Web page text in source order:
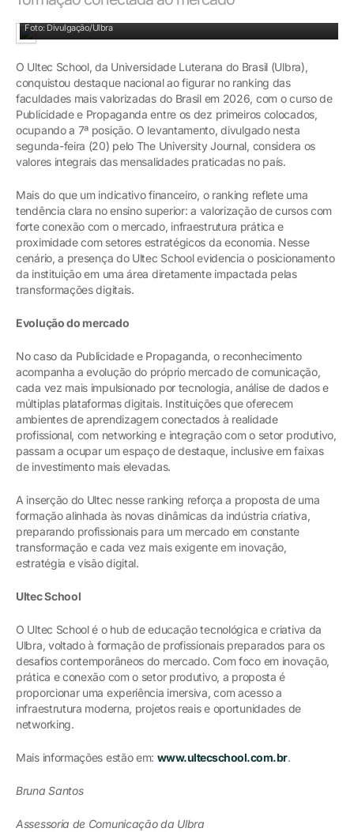
Foto: Divulgação/Ulbra
O Ultec School, da Universidade Luterana do Brasil (Ulbra),
conquistou destaque nacional ao figurar no ranking das
faculdades mais valorizadas do Brasil em 2026, com o curso de
Publicidade e Propaganda entre os dez primeiros colocados,
ocupando a 7ª posição. O levantamento, divulgado nesta
segunda-feira (20) pelo The University Journal, considera os
valores integrais das mensalidades praticadas no país.
Mais do que um indicativo financeiro, o ranking reflete uma
tendência clara no ensino superior: a valorização de cursos com
forte conexão com o mercado, infraestrutura prática e
proximidade com setores estratégicos da economia. Nesse
cenário, a presença do Ultec School evidencia o posicionamento
da instituição em uma área diretamente impactada pelas
transformações digitais.
Evolução do mercado
No caso da Publicidade e Propaganda, o reconhecimento
acompanha a evolução do próprio mercado de comunicação,
cada vez mais impulsionado por tecnologia, análise de dados e
múltiplas plataformas digitais. Instituições que oferecem
ambientes de aprendizagem conectados à realidade
profissional, com networking e integração com o setor produtivo,
passam a ocupar um espaço de destaque, inclusive em faixas
de investimento mais elevadas.
A inserção do Ultec nesse ranking reforça a proposta de uma
formação alinhada às novas dinâmicas da indústria criativa,
preparando profissionais para um mercado em constante
transformação e cada vez mais exigente em inovação,
estratégia e visão digital.
Ultec School
O Ultec School é o hub de educação tecnológica e criativa da
Ulbra, voltado à formação de profissionais preparados para os
desafios contemporâneos do mercado. Com foco em inovação,
prática e conexão com o setor produtivo, a proposta é
proporcionar uma experiência imersiva, com acesso a
infraestrutura moderna, projetos reais e oportunidades de
networking.
Mais informações estão em: www.ultecschool.com.br.
Bruna Santos
Assessoria de Comunicação da Ulbra